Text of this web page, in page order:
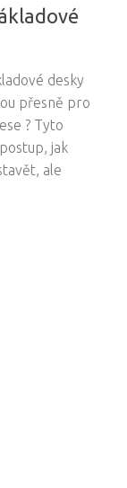
desky
přesně pro
? Tyto
jak
ale